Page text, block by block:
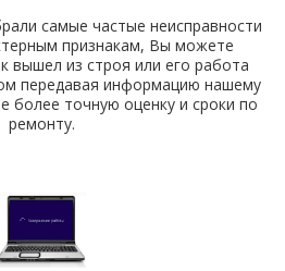
самые частые неисправности
признакам, Вы можете
вышел из строя или его работа
передавая информацию нашему
более точную оценку и сроки по
ремонту.